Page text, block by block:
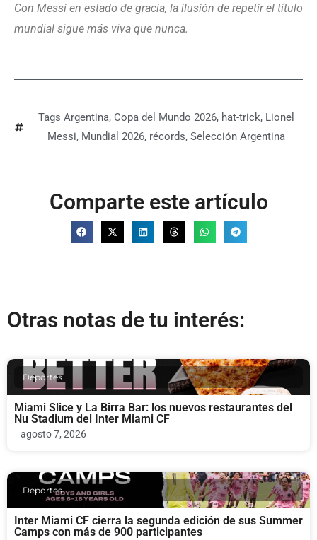
Con Messi en estado de gracia, la ilusión de repetir el título
mundial sigue más viva que nunca.
Tags Argentina, Copa del Mundo 2026, hat-trick, Lionel
Messi, Mundial 2026, récords, Selección Argentina
Comparte este artículo
Otras notas de tu interés:
Deportes
Miami Slice y La Birra Bar: los nuevos restaurantes del
Nu Stadium del Inter Miami CF
agosto 7, 2026
Deportes
Inter Miami CF cierra la segunda edición de sus Summer
Camps con más de 900 participantes